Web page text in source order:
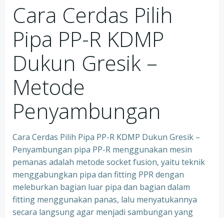
Cara Cerdas Pilih
Pipa PP-R KDMP
Dukun Gresik –
Metode
Penyambungan
Cara Cerdas Pilih Pipa PP-R KDMP Dukun Gresik –
Penyambungan pipa PP-R menggunakan mesin
pemanas adalah metode socket fusion, yaitu teknik
menggabungkan pipa dan fitting PPR dengan
meleburkan bagian luar pipa dan bagian dalam
fitting menggunakan panas, lalu menyatukannya
secara langsung agar menjadi sambungan yang